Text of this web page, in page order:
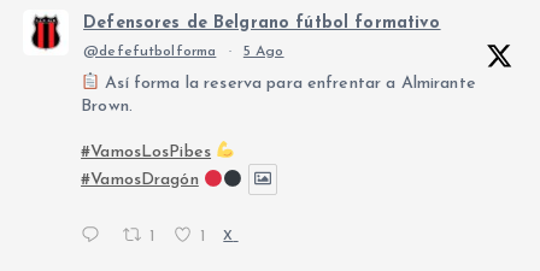
Defensores de Belgrano fútbol formativo
@defefutbolforma · 5 Ago
Así forma la reserva para enfrentar a Almirante
Brown.
#VamosLosPibes
#VamosDragón
X